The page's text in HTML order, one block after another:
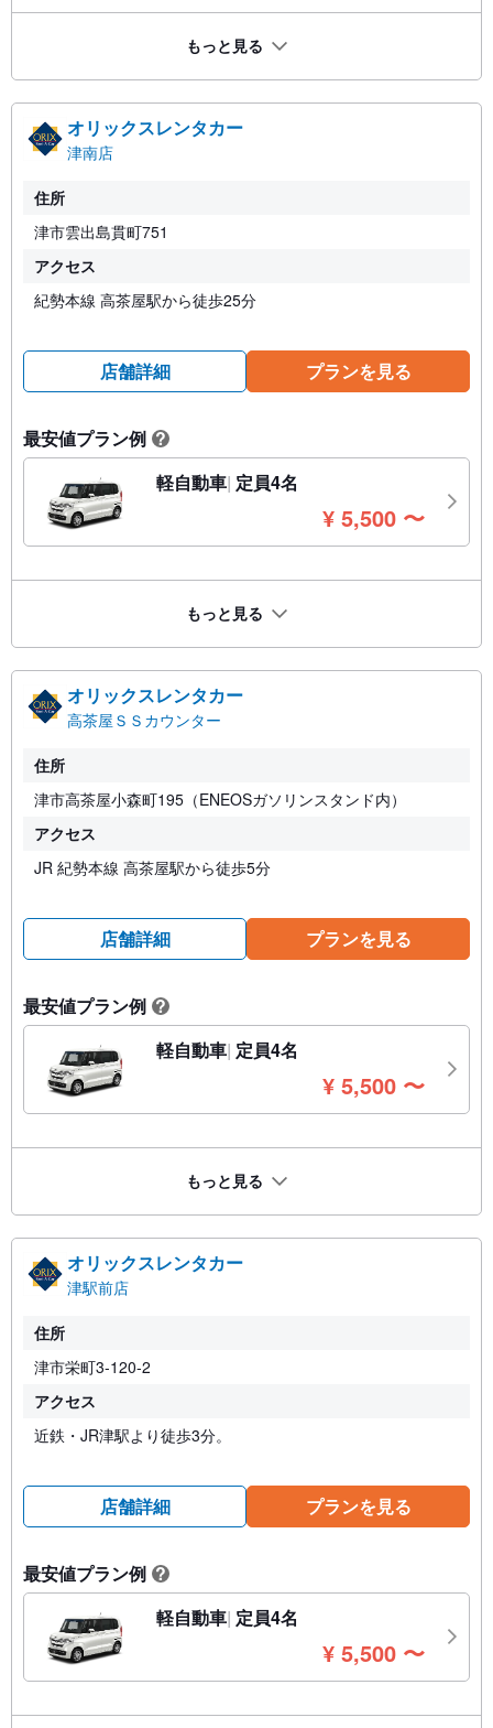
もっと見る
オリックスレンタカー
津南店
住所
津市雲出島貫町751
アクセス
紀勢本線 高茶屋駅から徒歩25分
店舗詳細 プランを見る
最安値プラン例 ?
軽自動車 定員4名
¥ 5,500 円
〜
もっと見る
オリックスレンタカー
高茶屋ＳＳカウンター
住所
津市高茶屋小森町195（ENEOSガソリンスタンド内）
アクセス
JR 紀勢本線 高茶屋駅から徒歩5分
店舗詳細 プランを見る
最安値プラン例 ?
軽自動車 定員4名
¥ 5,500 円
〜
もっと見る
オリックスレンタカー
津駅前店
住所
津市栄町3-120-2
アクセス
近鉄・JR津駅より徒歩3分。
店舗詳細 プランを見る
最安値プラン例 ?
軽自動車 定員4名
¥ 5,500 円
〜